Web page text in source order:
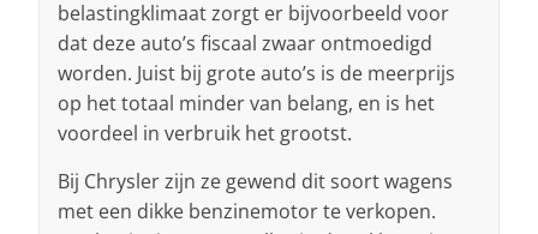
belastingklimaat zorgt er bijvoorbeeld voor
dat deze auto’s fiscaal zwaar ontmoedigd
worden. Juist bij grote auto’s is de meerprijs
op het totaal minder van belang, en is het
voordeel in verbruik het grootst.
Bij Chrysler zijn ze gewend dit soort wagens
met een dikke benzinemotor te verkopen.